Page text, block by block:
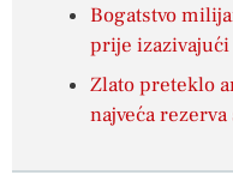
Bogatstvo
prije
Zlato preteklo
najveća